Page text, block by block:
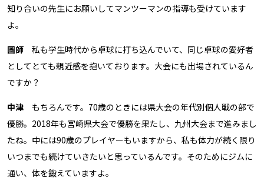
知り合いの先生にお願いしてマンツーマンの指導も受けています
よ。
圖師 私も学生時代から卓球に打ち込んでいて、同じ卓球の愛好者
としてとても親近感を抱いております。大会にも出場されているん
ですか？
中津 もちろんです。70歳のときには県大会の年代別個人戦の部で
優勝。2018年も宮崎県大会で優勝を果たし、九州大会まで進みまし
たね。中には90歳のプレイヤーもいますから、私も体力が続く限り
いつまでも続けていきたいと思っているんです。そのためにジムに
通い、体を鍛えていますよ。